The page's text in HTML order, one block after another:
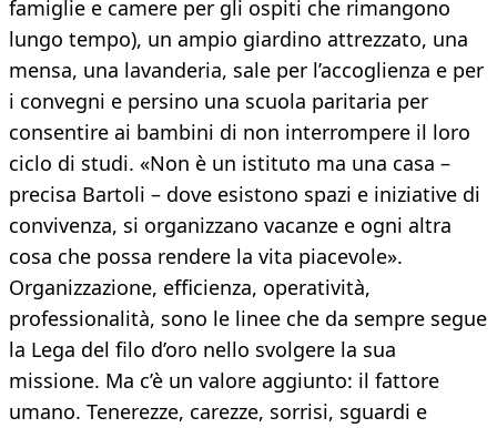
famiglie e camere per gli ospiti che rimangono
lungo tempo), un ampio giardino attrezzato, una
mensa, una lavanderia, sale per l’accoglienza e per
i convegni e persino una scuola paritaria per
consentire ai bambini di non interrompere il loro
ciclo di studi. «Non è un istituto ma una casa –
precisa Bartoli – dove esistono spazi e iniziative di
convivenza, si organizzano vacanze e ogni altra
cosa che possa rendere la vita piacevole».
Organizzazione, efficienza, operatività,
professionalità, sono le linee che da sempre segue
la Lega del filo d’oro nello svolgere la sua
missione. Ma c’è un valore aggiunto: il fattore
umano. Tenerezze, carezze, sorrisi, sguardi e